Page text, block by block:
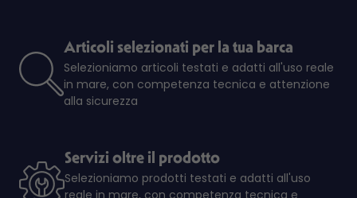
Articoli selezionati per la tua barca
Selezioniamo articoli testati e adatti all'uso reale
in mare, con competenza tecnica e attenzione
alla sicurezza
Servizi oltre il prodotto
Selezioniamo prodotti testati e adatti all'uso